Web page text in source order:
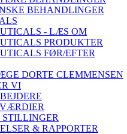
BEHANDLINGER
- LÆS OM
PRODUKTER
FØR/EFTER
DORTE CLEMMENSEN
VI
& RAPPORTER